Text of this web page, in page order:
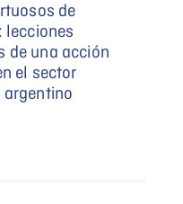
de
lecciones
de una acción
el sector
argentino